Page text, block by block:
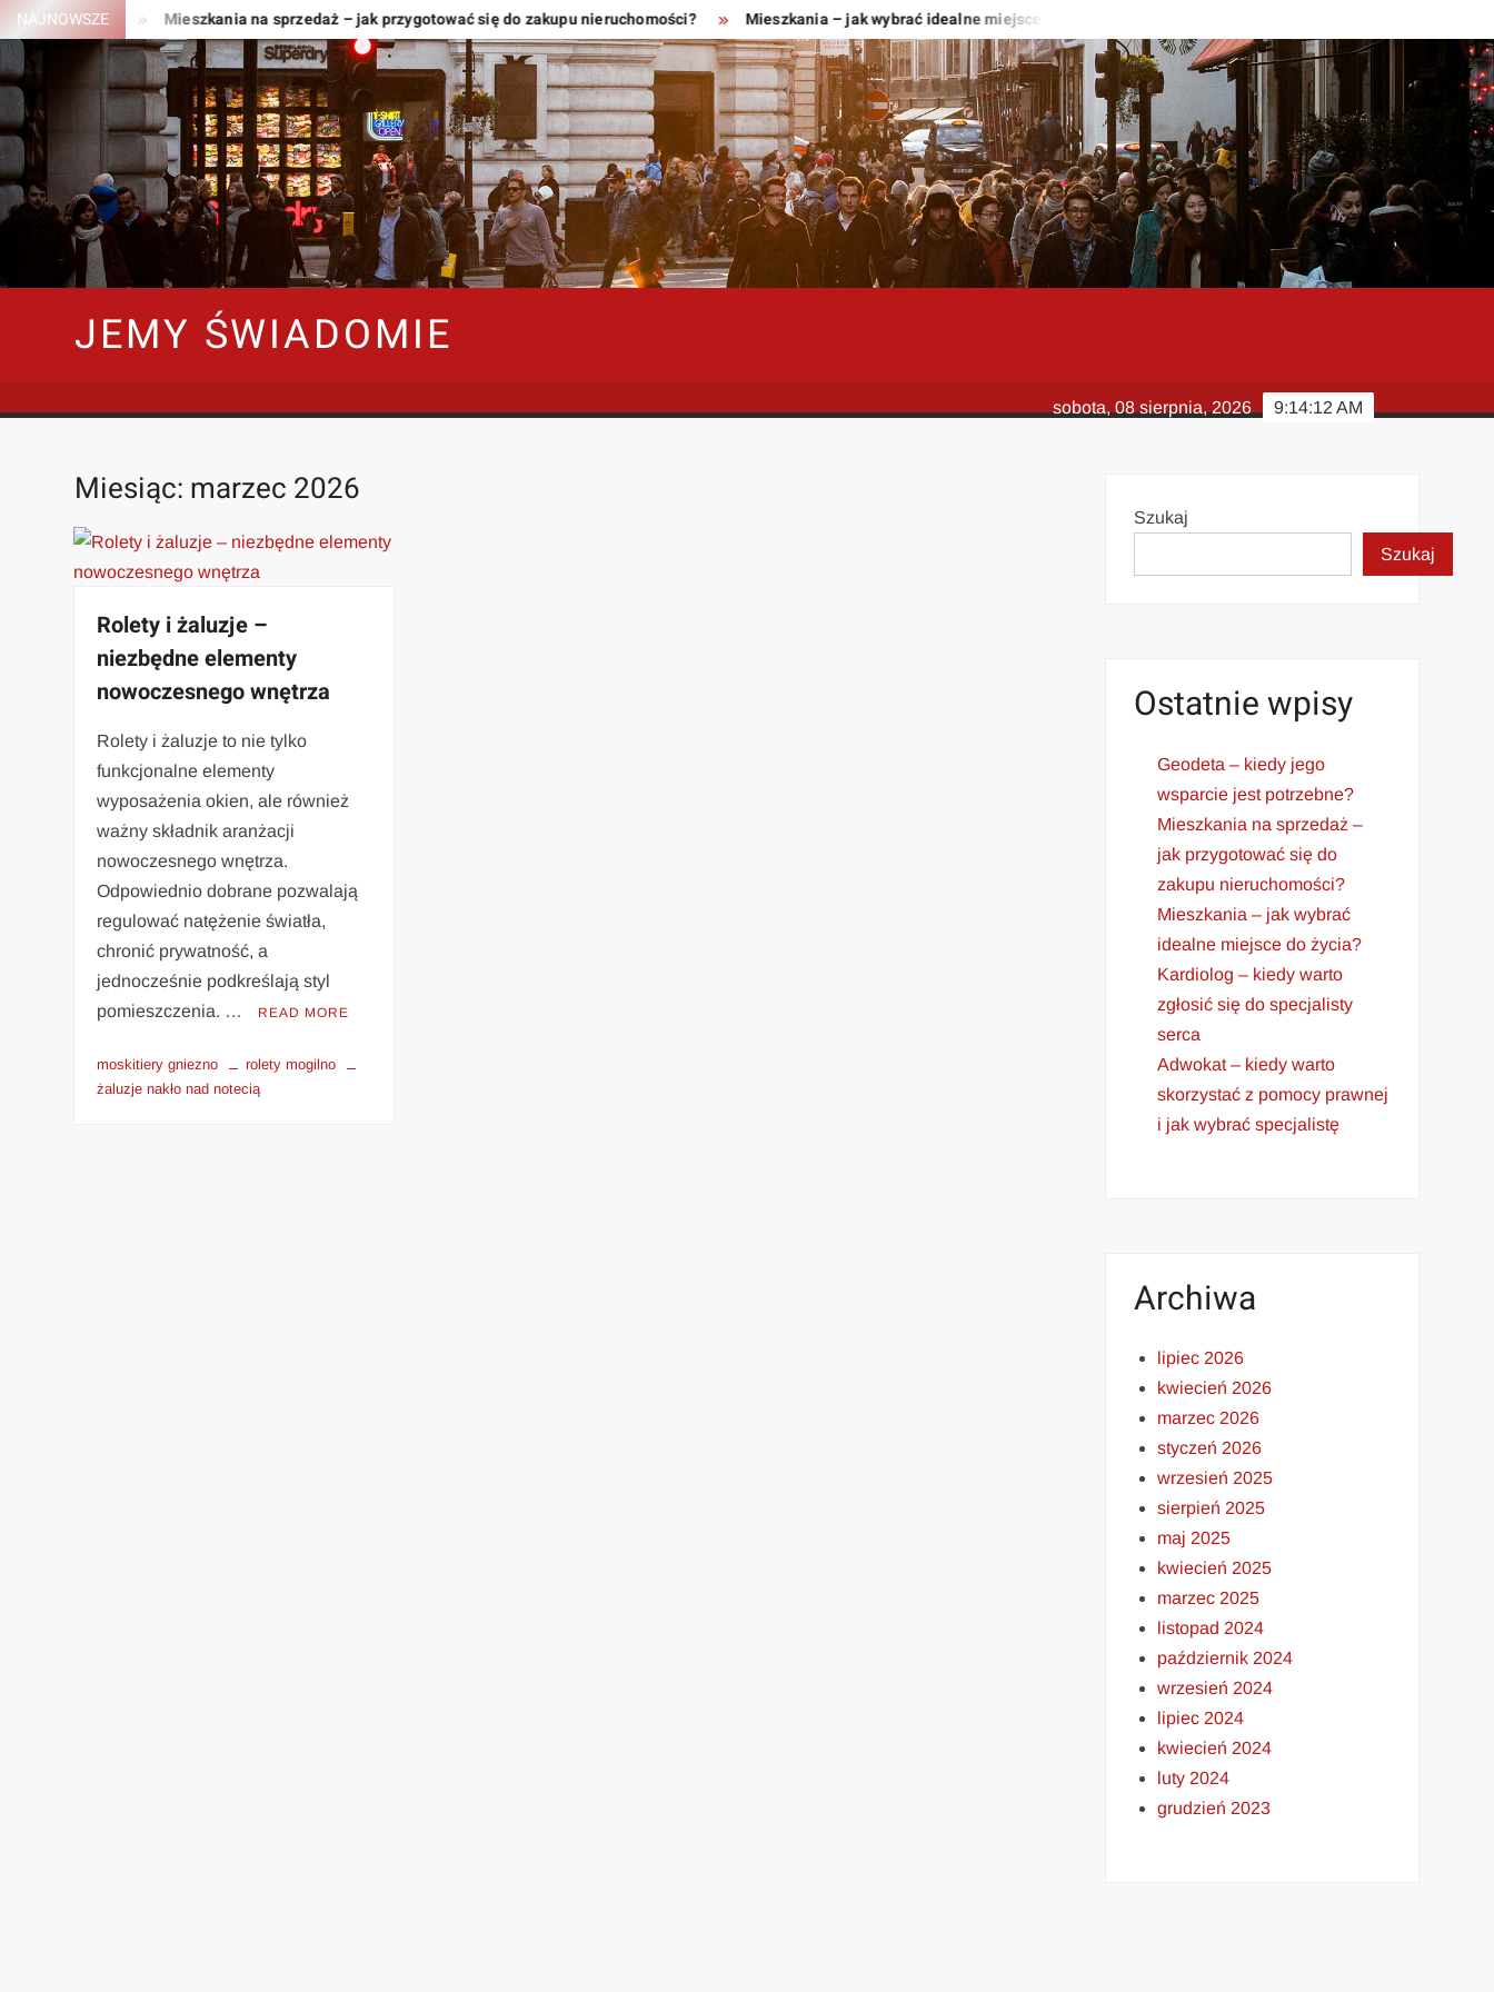
Skip
to
content
NAJNOWSZE Mieszkania na sprzedaż – jak przygotować się do zakupu nieruchomości? Mieszkania – jak wybrać idealne miejsce do życia?
JEMY ŚWIADOMIE
9:14:13 AM
sobota, 08 sierpnia, 2026
Miesiąc: marzec 2026
Rolety i żaluzje –
niezbędne elementy
nowoczesnego wnętrza
Rolety i żaluzje to nie tylko
funkcjonalne elementy
wyposażenia okien, ale również
ważny składnik aranżacji
nowoczesnego wnętrza.
Odpowiednio dobrane pozwalają
regulować natężenie światła,
chronić prywatność, a
jednocześnie podkreślają styl
pomieszczenia. …
READ MORE
moskitiery gniezno
rolety mogilno
żaluzje nakło nad notecią
Szukaj
Szukaj
Ostatnie wpisy
Geodeta – kiedy jego
wsparcie jest potrzebne?
Mieszkania na sprzedaż –
jak przygotować się do
zakupu nieruchomości?
Mieszkania – jak wybrać
idealne miejsce do życia?
Kardiolog – kiedy warto
zgłosić się do specjalisty
serca
Adwokat – kiedy warto
skorzystać z pomocy prawnej
i jak wybrać specjalistę
Archiwa
lipiec 2026
kwiecień 2026
marzec 2026
styczeń 2026
wrzesień 2025
sierpień 2025
maj 2025
kwiecień 2025
marzec 2025
listopad 2024
październik 2024
wrzesień 2024
lipiec 2024
kwiecień 2024
luty 2024
grudzień 2023